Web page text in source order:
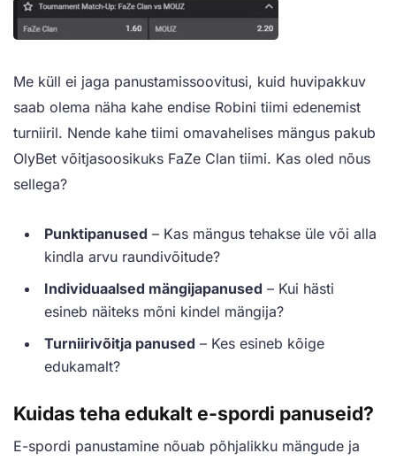
Me küll ei jaga panustamissoovitusi, kuid huvipakkuv
saab olema näha kahe endise Robini tiimi edenemist
turniiril. Nende kahe tiimi omavahelises mängus pakub
OlyBet võitjasoosikuks FaZe Clan tiimi. Kas oled nõus
sellega?
Punktipanused – Kas mängus tehakse üle või alla
kindla arvu raundivõitude?
Individuaalsed mängijapanused – Kui hästi
esineb näiteks mõni kindel mängija?
Turniirivõitja panused – Kes esineb kõige
edukamalt?
Kuidas teha edukalt e-spordi panuseid?
E-spordi panustamine nõuab põhjalikku mängude ja